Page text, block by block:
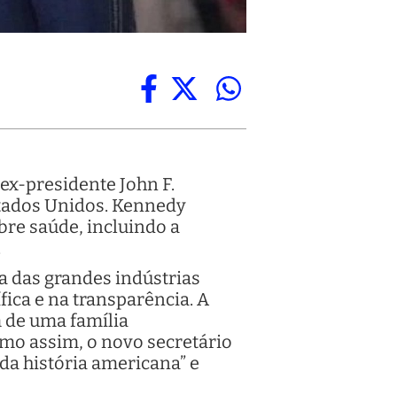
presidente John F.
Unidos. Kennedy
saúde, incluindo a
das grandes indústrias
e na transparência. A
de uma família
assim, o novo secretário
história americana” e